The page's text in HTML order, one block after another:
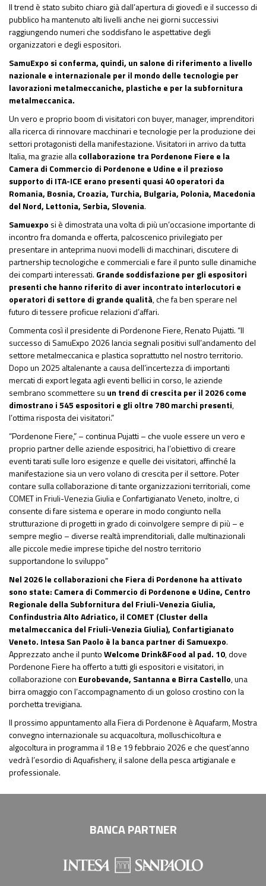
Il trend è stato subito chiaro già dall’apertura di giovedì e il successo di
pubblico ha mantenuto alti livelli anche nei giorni successivi
raggiungendo numeri che soddisfano le aspettative degli
organizzatori e degli espositori.
SamuExpo si conferma, quindi, un salone di riferimento a livello
nazionale e internazionale per il mondo delle tecnologie per
lavorazioni metalmeccaniche, plastiche e per la subfornitura
metalmeccanica.
Un vero e proprio boom di visitatori con buyer, manager, imprenditori
alla ricerca di rinnovare macchinari e tecnologie per la produzione dei
settori protagonisti della manifestazione. Visitatori in arrivo da tutta
Italia, ma grazie allacollaborazione tra Pordenone Fiere e la
Camera di Commercio di Pordenone e Udine e il prezioso
supporto di ITA-ICE erano presenti quasi 40 operatori da
Romania, Bosnia, Croazia, Turchia, Bulgaria, Polonia, Macedonia
del Nord, Lettonia, Serbia, Slovenia.
Samuexpo si è dimostrata una volta di più un’occasione importante di
incontro fra domanda e offerta, palcoscenico privilegiato per
presentare in anteprima nuovi modelli di macchinari, discutere di
partnership tecnologiche e commerciali e fare il punto sulle dinamiche
dei comparti interessati. Grande soddisfazione per gli espositori
presenti che hanno riferito di aver incontrato interlocutori e
operatori di settore di grande qualità, che fa ben sperare nel
futuro di tessere proficue relazioni d’affari.
Commenta così il presidente di Pordenone Fiere, Renato Pujatti. “Il
successo di SamuExpo 2026 lancia segnali positivi sull’andamento del
settore metalmeccanica e plastica soprattutto nel nostro territorio.
Dopo un 2025 altalenante a causa dell’incertezza di importanti
mercati di export legata agli eventi bellici in corso, le aziende
sembrano scommettere su un trend di crescita per il 2026 come
dimostrano i 545 espositori e gli oltre 780 marchi presenti,
l’ottima risposta dei visitatori.”
“Pordenone Fiere,” – continua Pujatti – che vuole essere un vero e
proprio partner delle aziende espositrici, ha l’obiettivo di creare
eventi tarati sulle loro esigenze e quelle dei visitatori, affinché la
manifestazione sia un vero volano di crescita per il settore. Poter
contare sulla collaborazione di tante organizzazioni territoriali, come
COMET in Friuli-Venezia Giulia e Confartigianato Veneto, inoltre, ci
consente di fare sistema e operare in modo congiunto nella
strutturazione di progetti in grado di coinvolgere sempre di più – e
sempre meglio – diverse realtà imprenditoriali, dalle multinazionali
alle piccole medie imprese tipiche del nostro territorio
supportandone lo sviluppo”
Nel 2026 le collaborazioni che Fiera di Pordenone ha attivato
sono state: Camera di Commercio di Pordenone e Udine, Centro
Regionale della Subfornitura del Friuli-Venezia Giulia,
Confindustria Alto Adriatico, il COMET (Cluster della
metalmeccanica del Friuli-Venezia Giulia), Confartigianato
Veneto. Intesa San Paolo è la banca partner di Samuexpo.
Apprezzato anche il puntoWelcome Drink&Food al pad. 10, dove
Pordenone Fiere ha offerto a tutti gli espositori e visitatori, in
collaborazione con Eurobevande, Santanna e Birra Castello, una
birra omaggio con l’accompagnamento di un goloso crostino con la
porchetta trevigiana.
Il prossimo appuntamento alla Fiera di Pordenone è Aquafarm, Mostra
convegno internazionale su acquacoltura, molluschicoltura e
algocoltura in programma il 18 e 19 febbraio 2026 e che quest’anno
vedrà l’esordio di Aquafishery, il salone della pesca artigianale e
professionale.
BANCA PARTNER